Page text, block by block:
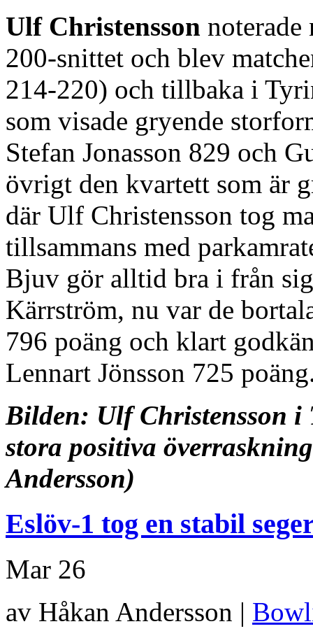
Ulf Christensson noterade
200-snittet och blev
214-220) och tillbaka i
som visade gryende
Stefan Jonasson 829 och
övrigt den kvartett som är
där Ulf Christensson tog
tillsammans med
Bjuv gör alltid bra i från
Kärrström, nu var de
796 poäng och klart
Lennart Jönsson 725
Bilden: Ulf Christensson i
stora positiva
Andersson)
Eslöv-1 tog en stabil
Mar 26
av Håkan Andersson |